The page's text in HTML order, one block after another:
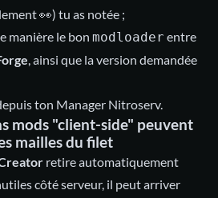
👀) tu as notée ;
manière le bon modloader entre
, ainsi que la version demandée
ton Manager Nitroserv.
mods "client-side" peuvent
mailles du filet
retire automatiquement
côté serveur, il peut arriver